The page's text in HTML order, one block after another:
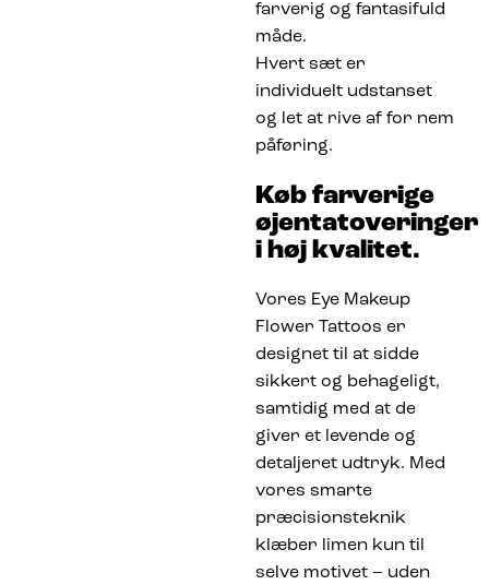
farverig og fantasifuld
måde.
Hvert sæt er
individuelt udstanset
og let at rive af for nem
påføring.
Køb farverige
øjentatoveringer
i høj kvalitet.
Vores Eye Makeup
Flower Tattoos er
designet til at sidde
sikkert og behageligt,
samtidig med at de
giver et levende og
detaljeret udtryk. Med
vores smarte
præcisionsteknik
klæber limen kun til
selve motivet – uden